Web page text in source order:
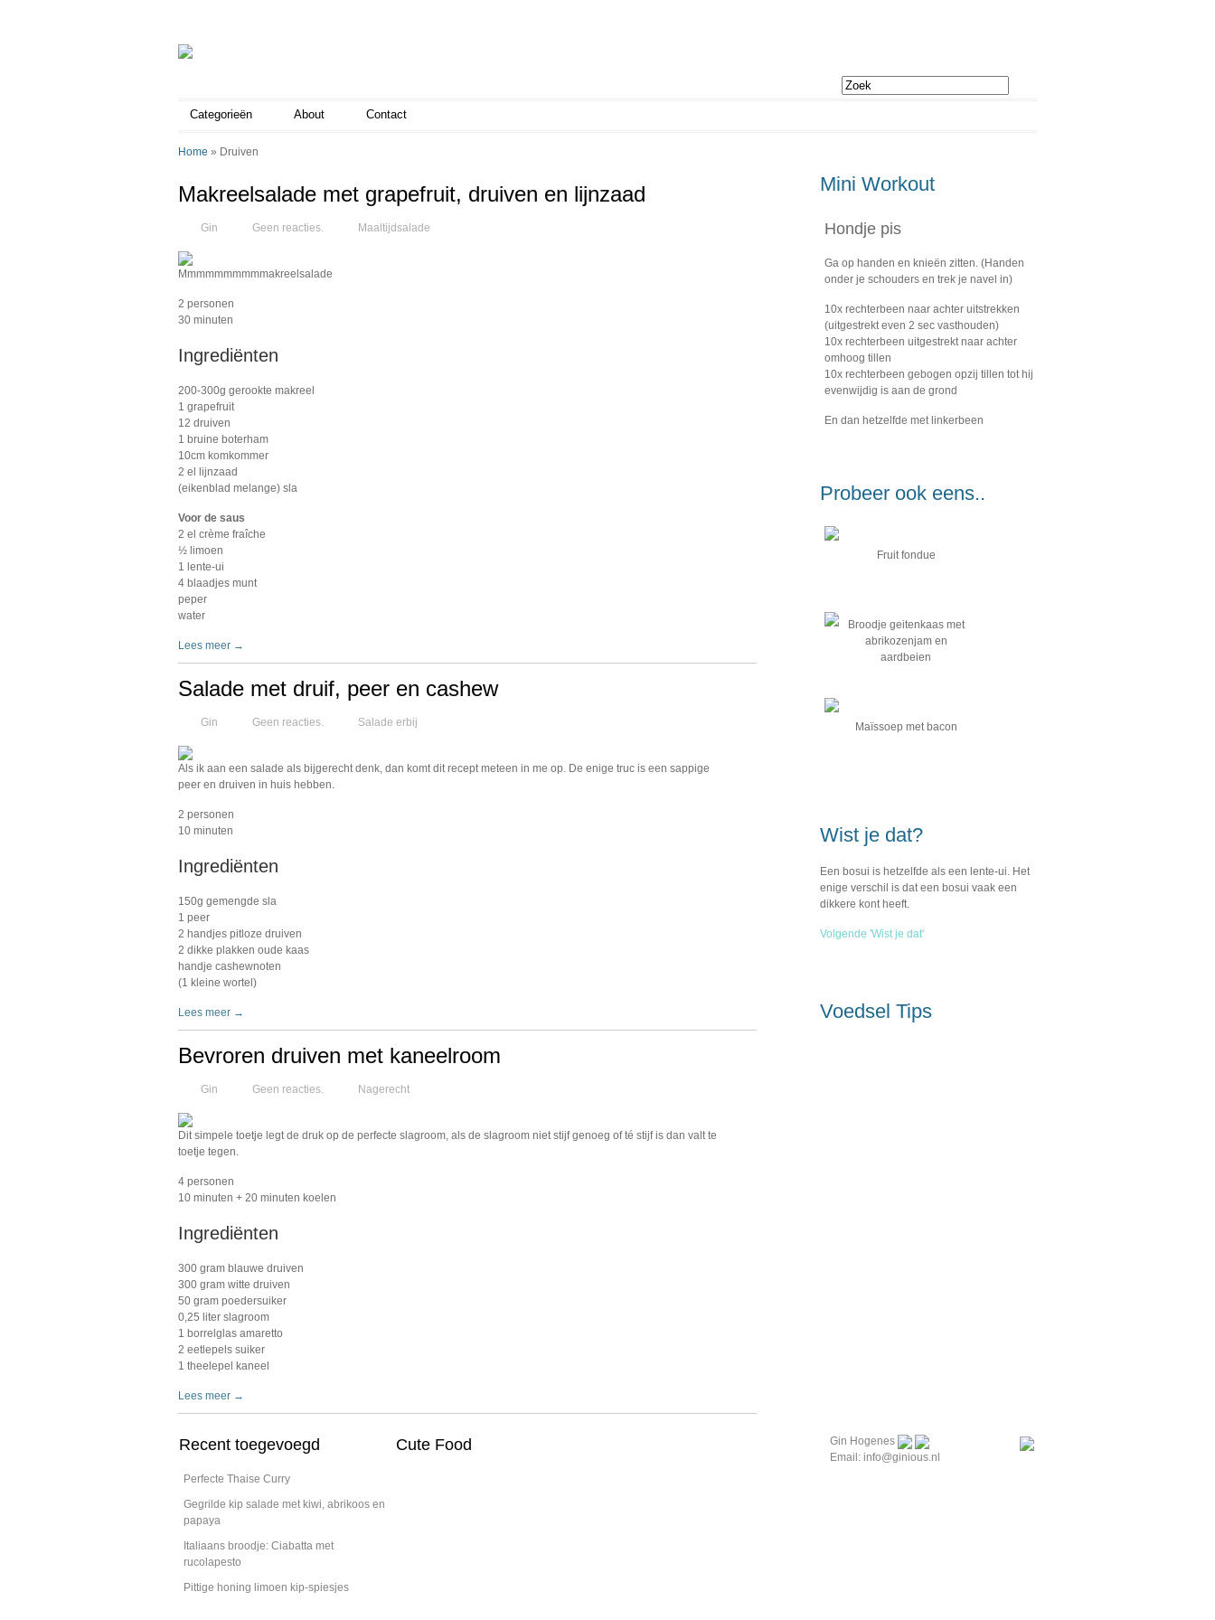
Categorieën About Contact
Home » Druiven
Makreelsalade met grapefruit, druiven en lijnzaad
Gin Geen reacties. Maaltijdsalade
Mmmmmmmmmmakreelsalade
2 personen
30 minuten
Ingrediënten
200-300g gerookte makreel
1 grapefruit
12 druiven
1 bruine boterham
10cm komkommer
2 el lijnzaad
(eikenblad melange) sla
Voor de saus
2 el crème fraîche
½ limoen
1 lente-ui
4 blaadjes munt
peper
water
Lees meer →
Salade met druif, peer en cashew
Gin Geen reacties. Salade erbij
Als ik aan een salade als bijgerecht denk, dan komt dit recept meteen in me op. De enige truc is een sappige
peer en druiven in huis hebben.
2 personen
10 minuten
Ingrediënten
150g gemengde sla
1 peer
2 handjes pitloze druiven
2 dikke plakken oude kaas
handje cashewnoten
(1 kleine wortel)
Lees meer →
Bevroren druiven met kaneelroom
Gin Geen reacties. Nagerecht
Dit simpele toetje legt de druk op de perfecte slagroom, als de slagroom niet stijf genoeg of té stijf is dan valt te
toetje tegen.
4 personen
10 minuten + 20 minuten koelen
Ingrediënten
300 gram blauwe druiven
300 gram witte druiven
50 gram poedersuiker
0,25 liter slagroom
1 borrelglas amaretto
2 eetlepels suiker
1 theelepel kaneel
Lees meer →
Mini Workout
Hondje pis
Ga op handen en knieën zitten. (Handen
onder je schouders en trek je navel in)
10x rechterbeen naar achter uitstrekken
(uitgestrekt even 2 sec vasthouden)
10x rechterbeen uitgestrekt naar achter
omhoog tillen
10x rechterbeen gebogen opzij tillen tot hij
evenwijdig is aan de grond
En dan hetzelfde met linkerbeen
Probeer ook eens..
Fruit fondue
Broodje geitenkaas met
abrikozenjam en
aardbeien
Maïssoep met bacon
Wist je dat?
Een bosui is hetzelfde als een lente-ui. Het
enige verschil is dat een bosui vaak een
dikkere kont heeft.
Volgende 'Wist je dat'
Voedsel Tips
Recent toegevoegd
Perfecte Thaise Curry
Gegrilde kip salade met kiwi, abrikoos en
papaya
Italiaans broodje: Ciabatta met
rucolapesto
Pittige honing limoen kip-spiesjes
Cute Food
Gin Hogenes
Email: info@ginious.nl